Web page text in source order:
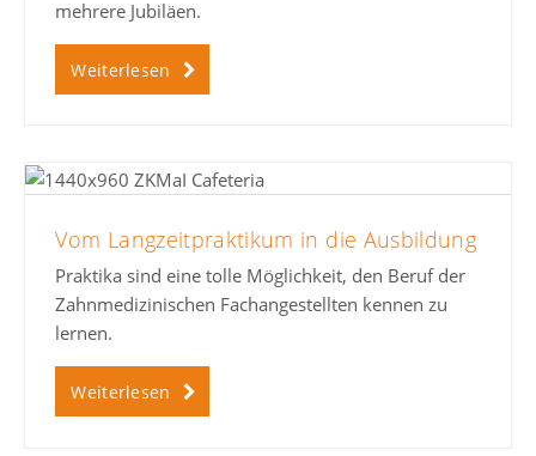
mehrere Jubiläen.
Weiterlesen
Vom Langzeitpraktikum in die Ausbildung
Praktika sind eine tolle Möglichkeit, den Beruf der
Zahnmedizinischen Fachangestellten kennen zu
lernen.
Weiterlesen